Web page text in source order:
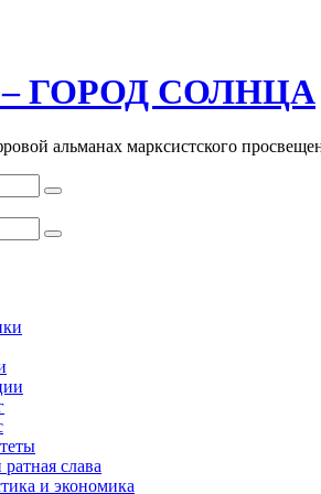
ГОРОД СОЛНЦА
альманах марксистского
слава
и экономика